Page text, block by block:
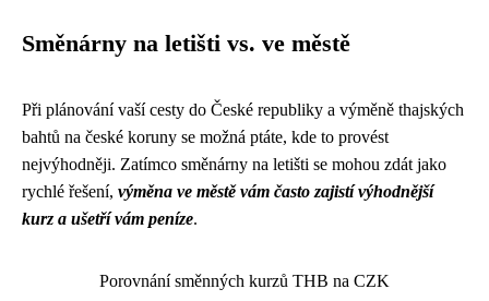
Směnárny na letišti vs. ve městě
Při plánování vaší cesty do České republiky a výměně thajských
bahtů na české koruny se možná ptáte, kde to provést
nejvýhodněji. Zatímco směnárny na letišti se mohou zdát jako
rychlé řešení, výměna ve městě vám často zajistí výhodnější
kurz a ušetří vám peníze.
Porovnání směnných kurzů THB na CZK